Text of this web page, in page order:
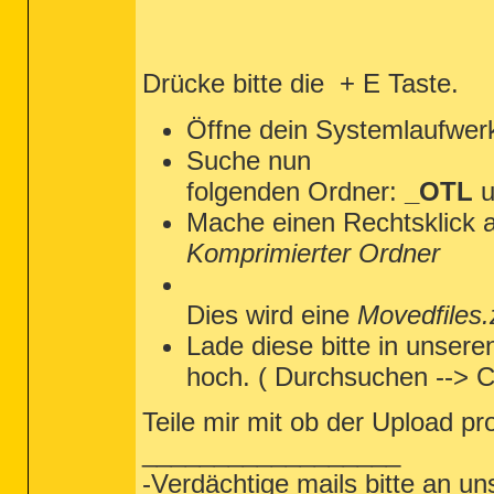
O4 - HKU\Jenny_L_ON_C..\Run:
O4 - HKU\Jenny_L_ON_C..\Run:
O4 - HKU\Jenny_L_ON_C..\Run:
O4 - Startup: C:\Dokumente und
O6 -
O7 -
O7 -
O7 -
O7 -
O7 -
O7 -
O9 - Extra 'Tools' menuitem : Spybot -
O16 - DPF: {166B1BCA-3F9C-11CF-8075-
O16 - DPF: {17492023-C23A-453E-A040-
O16 - DPF: {6414512B-B978-451D-A0D8-
O16 - DPF: {67DABFBF-D0AB-41FA-
O16 - DPF: {6E32070A-766D-4EE6-879C-
O16 - DPF: {8AD9C840-044E-11D1-
O16 - DPF: {8FFBE65D-2C9C-4669-
O16 - DPF: {CAFEEFAC-0016-0000-
O16 - DPF: {D27CDB6E-AE6D-11CF-
Drücke bitte die + E Taste.
Öffne dein
Suche nun
folgenden Ordner:
_OTL
Mache einen Rechtsklick
Komprimierter Ordner
Dies wird eine
Lade diese bitte in
hoch. ( Durchsuchen -->
Teile mir mit ob der Upload
-Verdächtige mails bitte an